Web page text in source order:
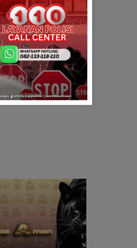
dengan
hukum Polsek
kondusifitas
dengan baik,
dalam melakukan